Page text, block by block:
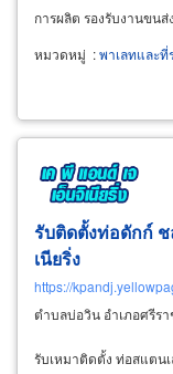
การผลิต รองรับงานขน
ต้องการความแข็งแรง
เนื่องยาวนาน คุ้มค่าใน
กระแทกและน้ำหนักมา
หมวดหมู่ :พาเลทและที่
รับติดตั้งท่อดักก์ ช
เนียริ่ง
https://
ตำบลบ่อวิน อำเภอศรีร
รับเหมาติดตั้ง ท่อสแตน